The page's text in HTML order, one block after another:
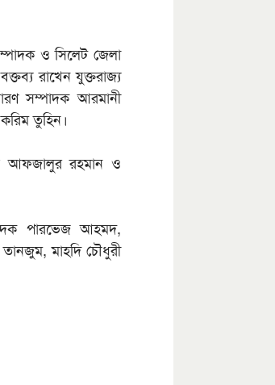
ও সিলেট জেলা
রাখেন যুক্তরাজ্য
সম্পাদক আরমানী
তুহিন।
আফজালুর রহমান ও
পারভেজ আহমদ,
মাহদি চৌধুরী